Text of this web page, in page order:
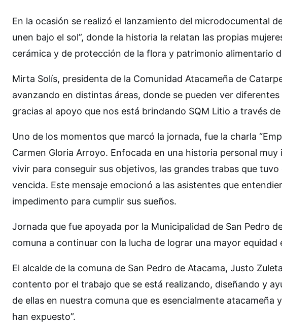
En la ocasión se realizó el lanzamiento del microdocumental
unen bajo el sol”, donde la historia la relatan las propias
cerámica y de protección de la flora y patrimonio alimentario
Mirta Solís, presidenta de la Comunidad Atacameña de
avanzando en distintas áreas, donde se pueden ver
gracias al apoyo que nos está brindando SQM Litio a través de
Uno de los momentos que marcó la jornada, fue la charla
Carmen Gloria Arroyo. Enfocada en una historia personal
vivir para conseguir sus objetivos, las grandes trabas que
vencida. Este mensaje emocionó a las asistentes que
impedimento para cumplir sus sueños.
Jornada que fue apoyada por la Municipalidad de San Pedro
comuna a continuar con la lucha de lograr una mayor equidad
El alcalde de la comuna de San Pedro de Atacama, Justo
contento por el trabajo que se está realizando, diseñando y
de ellas en nuestra comuna que es esencialmente atacameña
han expuesto”.